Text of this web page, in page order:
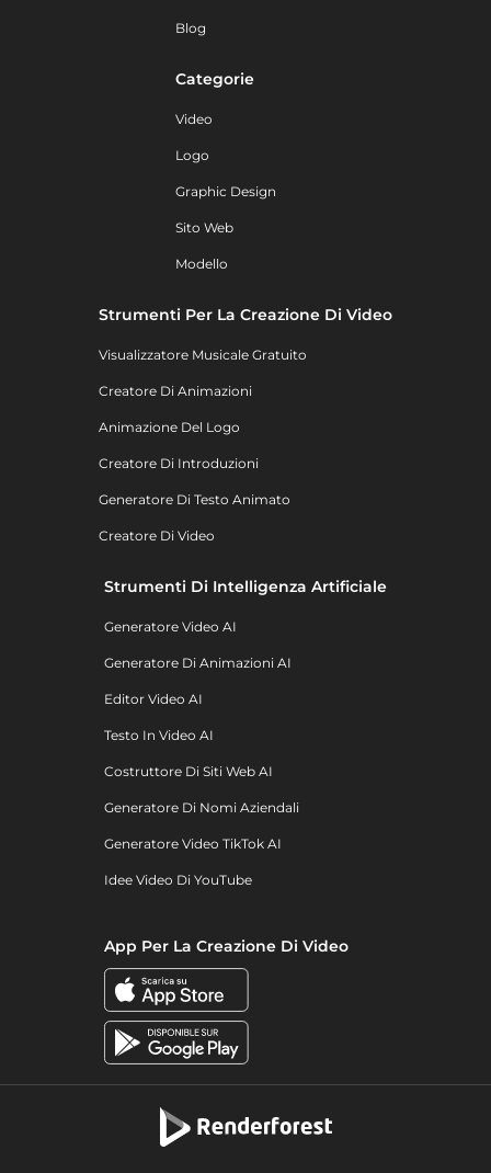
Blog
Categorie
Video
Logo
Graphic Design
Sito Web
Modello
Strumenti Per La Creazione Di Video
Visualizzatore Musicale Gratuito
Creatore Di Animazioni
Animazione Del Logo
Creatore Di Introduzioni
Generatore Di Testo Animato
Creatore Di Video
Strumenti Di Intelligenza Artificiale
Generatore Video AI
Generatore Di Animazioni AI
Editor Video AI
Testo In Video AI
Costruttore Di Siti Web AI
Generatore Di Nomi Aziendali
Generatore Video TikTok AI
Idee Video Di YouTube
App Per La Creazione Di Video